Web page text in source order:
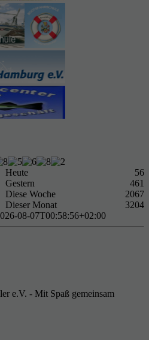
Heute
56
Gestern
461
Diese Woche
2067
Dieser Monat
3204
e.V. - Mit Spaß gemeinsam